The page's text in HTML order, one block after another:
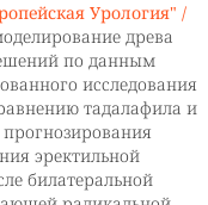
Урология" /
древа
по данным
исследования
тадалафила и
эректильной
билатеральной